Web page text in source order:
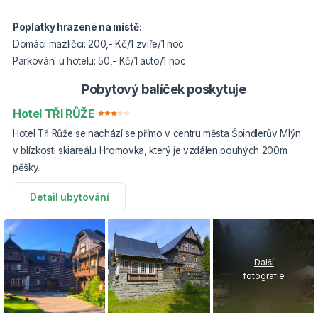
Poplatky hrazené na místě:
Domácí mazlíčci: 200,- Kč/1 zvíře/1 noc
Parkování u hotelu: 50,- Kč/1 auto/1 noc
Pobytový balíček poskytuje
Hotel TŘI RŮŽE
Hotel Tři Růže se nachází se přímo v centru města Špindlerův Mlýn
v blízkosti skiareálu Hromovka, který je vzdálen pouhých 200m
pěšky.
Detail ubytování
Další
fotografie